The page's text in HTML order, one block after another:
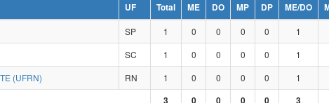
UF Total ME DO MP DP ME/DO
SP 1 0 0 0 0 1
SC 1 0 0 0 0 1
(UFRN)
RN 1 0 0 0 0 1
3 0 0 0 0 3